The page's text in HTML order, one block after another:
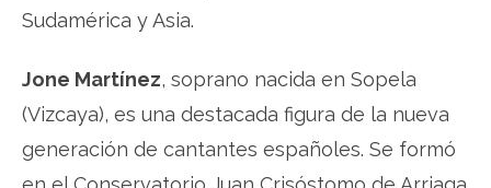
Sudamérica y Asia.
Jone Martínez, soprano nacida en Sopela
(Vizcaya), es una destacada figura de la nueva
generación de cantantes españoles. Se formó